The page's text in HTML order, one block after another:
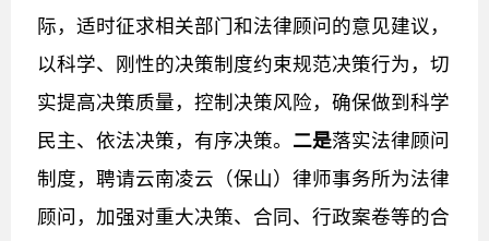
际，适时征求相关部门和法律顾问的意见建议，
以科学、刚性的决策制度约束规范决策行为，切
实提高决策质量，控制决策风险，确保做到科学
民主、依法决策，有序决策。 二是落实法律顾问
制度，聘请云南凌云（保山）律师事务所为法律
顾问，加强对重大决策、合同、行政案卷等的合